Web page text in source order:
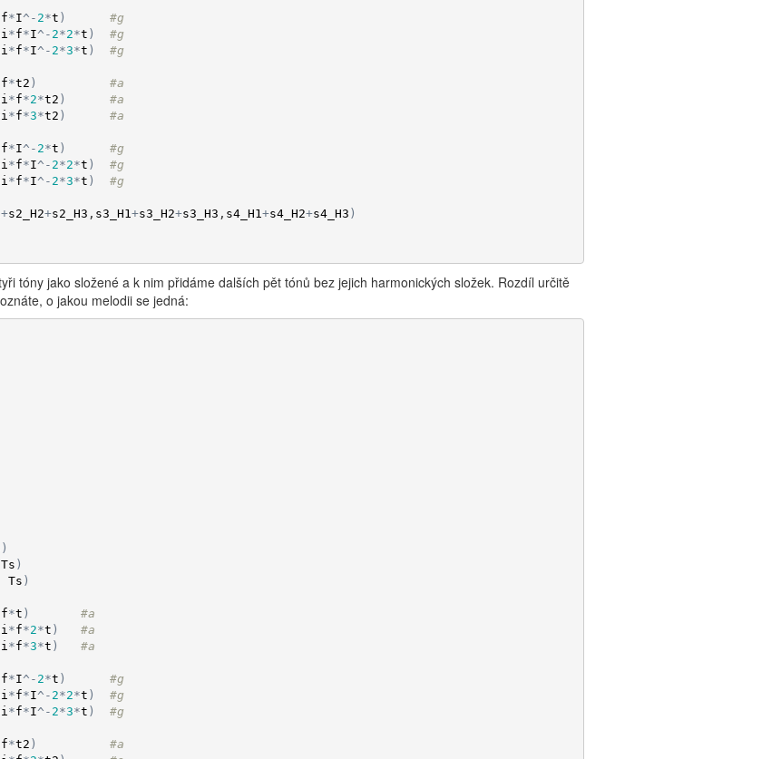
f*I^ - 2*t )
#g
*f*I^ - 2*2*t )
#g
*f*I^ - 2*3*t ) #g
f*t2 )
#a
*f*2*t2 )
#a
*f*3*t2 ) #a
f*I^ - 2*t )
#g
*f*I^ - 2*2*t )
#g
*f*I^ - 2*3*t ) #g
+s2_H2+s2_H3 , s3_H1 +s3_H2+s3_H3 , s4_H1 +s4_H2+s4_H3 )
tóny jako složené a k nim přidáme dalších pět tónů bez jejich harmonických složek. Rozdíl určitě
o jakou melodii se jedná:
)
Ts )
Ts )
f*t )
#a
*f*2*t )
#a
*f*3*t ) #a
f*I^ - 2*t )
#g
*f*I^ - 2*2*t )
#g
*f*I^ - 2*3*t ) #g
f*t2 )
#a